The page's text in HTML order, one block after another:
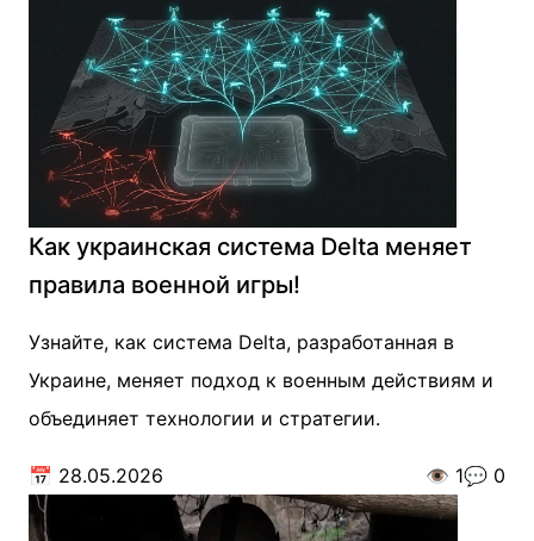
Как украинская система Delta меняет
правила военной игры!
Узнайте, как система Delta, разработанная в
Украине, меняет подход к военным действиям и
объединяет технологии и стратегии.
📅 28.05.2026 👁️ 1💬 0